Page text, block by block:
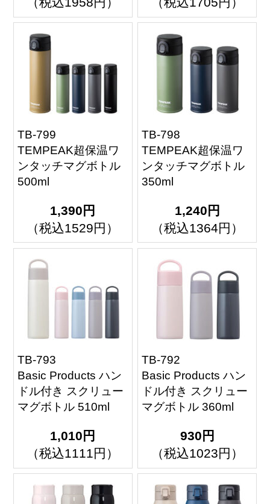
TB-799
TEMPEAK超保温ワ
ンタッチマグボトル
500ml
1,390円
（税込1529円）
TB-798
TEMPEAK超保温ワ
ンタッチマグボトル
350ml
1,240円
（税込1364円）
TB-793
Basic Products ハン
ドル付き スクリュー
マグボトル 510ml
1,010円
（税込1111円）
TB-792
Basic Products ハン
ドル付き スクリュー
マグボトル 360ml
930円
（税込1023円）